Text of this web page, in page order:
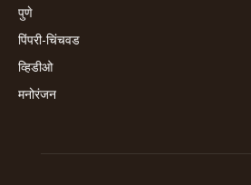
पुणे
पिंपरी-चिंचवड
व्हिडीओ
मनोरंजन